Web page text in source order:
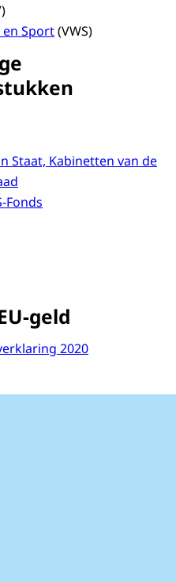
Sport(VWS)
Staat, Kabinetten van de
Fonds
geld
2020